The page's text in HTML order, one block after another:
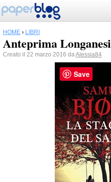
HOME › LIBRI
Anteprima Longanesi
Creato il 22 marzo 2016 daAlessia84
Save